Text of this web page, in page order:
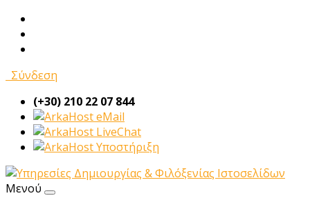
Σύνδεση
(+30) 210 22 07 844
eMail
LiveChat
Υποστήριξη
Μενού